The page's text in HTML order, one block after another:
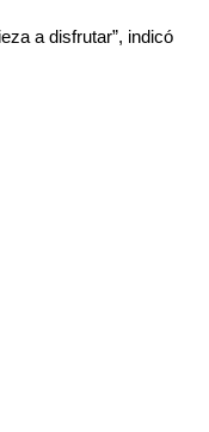
a disfrutar”, indicó